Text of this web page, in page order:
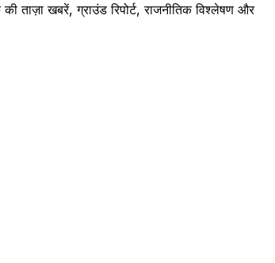
ताज़ा खबरें, ग्राउंड रिपोर्ट, राजनीतिक विश्लेषण और